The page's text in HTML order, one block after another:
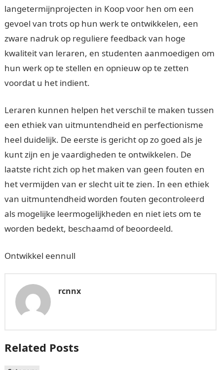
langetermijnprojecten in Koop voor hen om een ​​
gevoel van trots op hun werk te ontwikkelen, een
zware nadruk op reguliere feedback van hoge
kwaliteit van leraren, en studenten aanmoedigen om
hun werk op te stellen en opnieuw op te zetten
voordat u het indient.
Leraren kunnen helpen het verschil te maken tussen
een ethiek van uitmuntendheid en perfectionisme
heel duidelijk. De eerste is gericht op zo goed als je
kunt zijn en je vaardigheden te ontwikkelen. De
laatste richt zich op het maken van geen fouten en
het vermijden van er slecht uit te zien. In een ethiek
van uitmuntendheid worden fouten gecontroleerd
als mogelijke leermogelijkheden en niet iets om te
worden bedekt, beschaamd of beoordeeld.
Ontwikkel eennull
rcnnx
Related Posts